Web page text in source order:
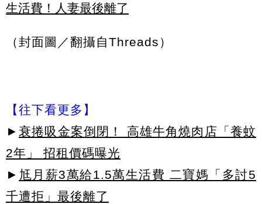
生活費！人妻最後離了
（封面圖／翻攝自Threads）
【往下看更多】
► 衰捲吸金案倒閉！ 高雄牛角燒肉店「養蚊
2年」 招租價碼曝光
► 尪月薪3萬給1.5萬生活費 二寶媽「多討5
千遭拒」最後離了